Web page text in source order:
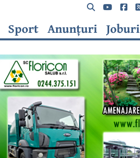
Sport Anunțuri Joburi